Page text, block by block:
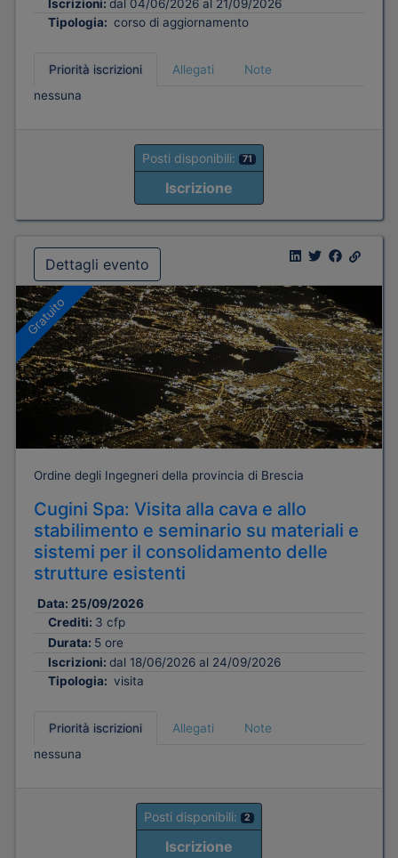
Iscrizioni: dal 04/06/2026 al 21/09/2026
Tipologia: corso di aggiornamento
Priorità iscrizioni Allegati
Note
nessuna
Posti disponibili: 71
Iscrizione
Dettagli evento
Gratuito
Ordine degli Ingegneri della provincia di Brescia
Cugini Spa: Visita alla cava e allo
stabilimento e seminario su materiali e
sistemi per il consolidamento delle
strutture esistenti
Data: 25/09/2026
Crediti: 3 cfp
Durata: 5 ore
Iscrizioni: dal 18/06/2026 al 24/09/2026
Tipologia: visita
Priorità iscrizioni Allegati
Note
nessuna
Posti disponibili: 2
Iscrizione